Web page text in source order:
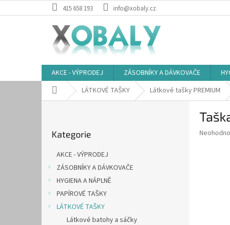
na
415 658 193 info@xobaly.cz
AKCE - VÝPRODEJ ZÁSOBNÍKY A DÁVKOVAČE
Domů LÁTKOVÉ TAŠKY Látkové tašky PREMIUM
kategorie
Kategorie
AKCE - VÝPRODEJ
ZÁSOBNÍKY A DÁVKOVAČE
HYGIENA A NÁPLNĚ
PAPÍROVÉ TAŠKY
LÁTKOVÉ TAŠKY
Látkové batohy a sáčky
Průměrné